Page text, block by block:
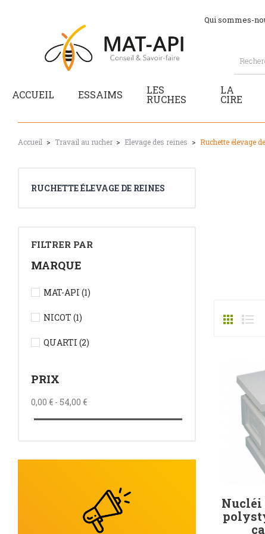
Qui sommes-
ACCUEIL ESSAIMS LES
RUCHES
LA
CIRE
Accueil Travail au rucher Elevage des reines Ruchette élevage
RUCHETTE ÉLEVAGE DE REINES
FILTRER PAR
MARQUE
MAT-API (1)
NICOT (1)
QUARTI (2)
PRIX
0,00 € - 54,00 €
Nucléi